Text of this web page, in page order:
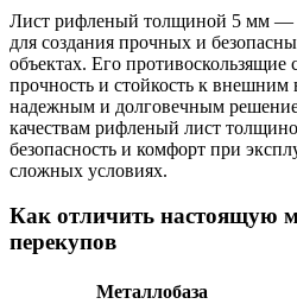
Лист рифленый толщиной 5 мм —
для создания прочных и
объектах. Его противоскользящие
прочность и стойкость к внешним
надежным и долговечным
качествам рифленый лист
безопасность и комфорт при
сложных условиях.
Как отличить настоящую
перекупов
Металлобаза